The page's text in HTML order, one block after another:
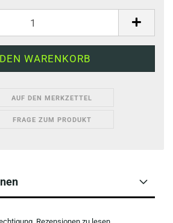
AUF DEN MERKZETTEL
FRAGE ZUM PRODUKT